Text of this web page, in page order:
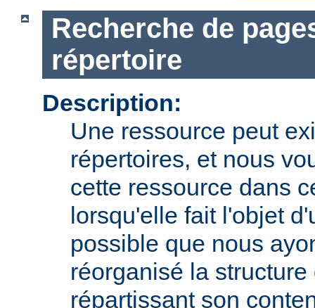
Recherche de
répertoire
Description:
Une ressource peut
répertoires, et nous
cette ressource dans
lorsqu'elle fait l'objet
possible que nous
réorganisé la
répartissant son